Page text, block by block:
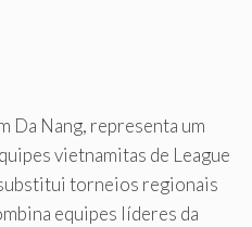
Da Nang, representa um
vietnamitas de League
torneios regionais
equipes líderes da